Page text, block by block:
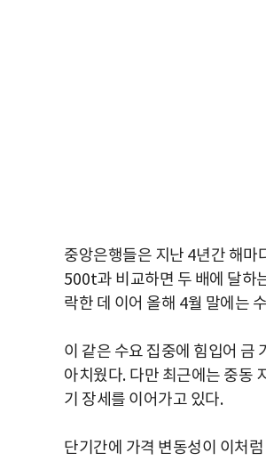
중앙은행들은 지난 4년간 해마
500t과 비교하면 두 배에 달하
락한 데 이어 올해 4월 말에는
이 같은 수요 집중에 힘입어 금
아치웠다. 다만 최근에는 중동
기 장세를 이어가고 있다.
단기간에 가격 변동성이 이처